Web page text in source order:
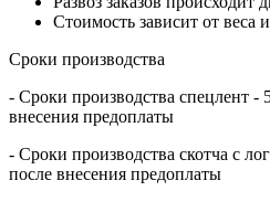
Стоимость зависит от веса
Сроки производства
- Сроки производства спецлент -
внесения предоплаты
- Сроки производства скотча с
после внесения предоплаты